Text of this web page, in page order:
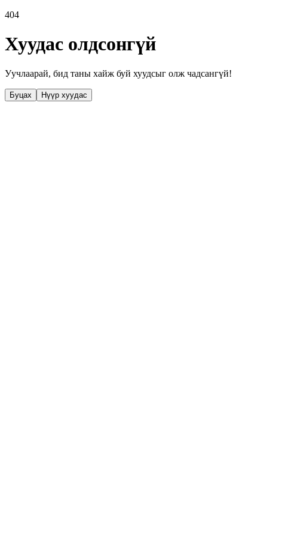
404
Хуудас олдсонгүй
Уучлаарай, бид таны хайж буй хуудсыг олж чадсангүй!
Буцах Нүүр хуудас